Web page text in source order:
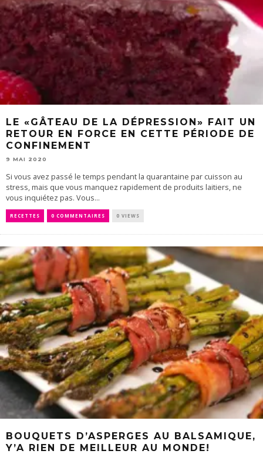
LE «GÂTEAU DE LA DÉPRESSION» FAIT UN
RETOUR EN FORCE EN CETTE PÉRIODE DE
CONFINEMENT
9 MAI 2020
Si vous avez passé le temps pendant la quarantaine par cuisson au
stress, mais que vous manquez rapidement de produits laitiers, ne
vous inquiétez pas. Vous...
RECETTES 0 COMMENTAIRES 0 VIEWS
BOUQUETS D’ASPERGES AU BALSAMIQUE,
Y’A RIEN DE MEILLEUR AU MONDE!